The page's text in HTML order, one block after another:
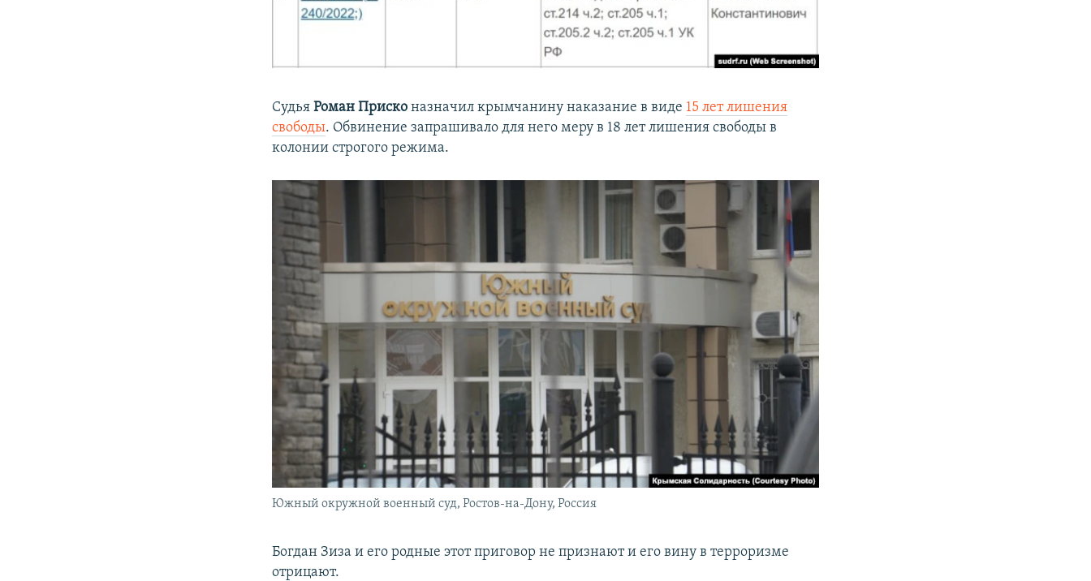
СудьяРоман Присконазначил крымчанину наказание в виде 15 лет лишения
свободы. Обвинение запрашивало для него меру в 18 лет лишения свободы в
колонии строгого режима.
Южный окружной военный суд, Ростов-на-Дону, Россия
Богдан Зиза и его родные этот приговор не признают и его вину в терроризме
отрицают.